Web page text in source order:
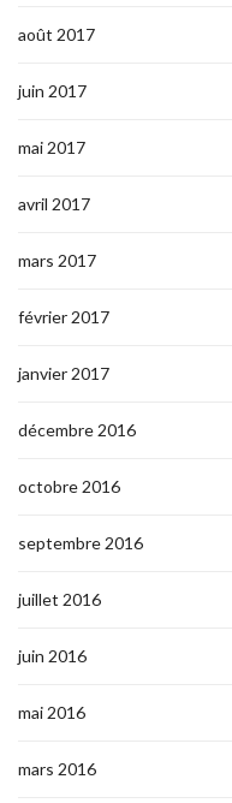
août 2017
juin 2017
mai 2017
avril 2017
mars 2017
février 2017
janvier 2017
décembre 2016
octobre 2016
septembre 2016
juillet 2016
juin 2016
mai 2016
mars 2016